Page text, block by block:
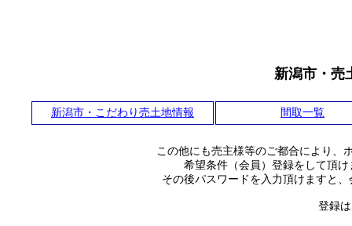
新潟市・売
新潟市・こだわり売土地情報 間取一覧
この他にも売主様等のご都合により、
希望条件（会員）登録をして頂
その後パスワードを入力頂けますと
登録